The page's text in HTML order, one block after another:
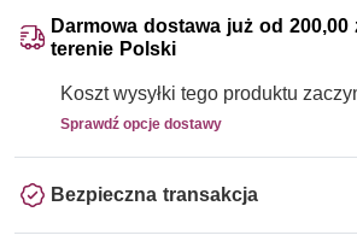
Darmowa dostawa już od 200,00
terenie Polski
Koszt wysyłki tego produktu
Sprawdź opcje dostawy
Bezpieczna transakcja